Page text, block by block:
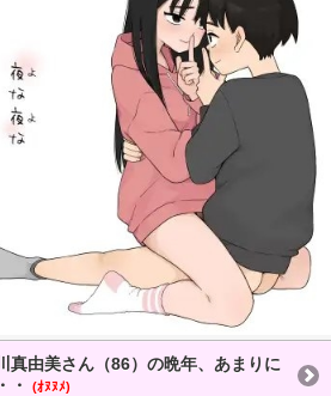
真由美さん（86）の晩年、あまりに
・
(ｵﾇﾇﾒ)